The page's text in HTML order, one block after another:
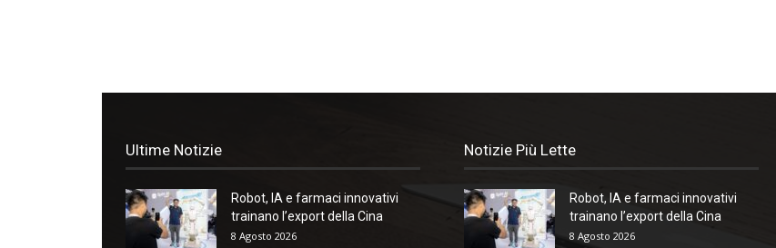
Ultime Notizie
Robot, IA e farmaci innovativi
trainano l’export della Cina
8 Agosto 2026
Notizie Più Lette
Robot, IA e farmaci innovativi
trainano l’export della Cina
8 Agosto 2026